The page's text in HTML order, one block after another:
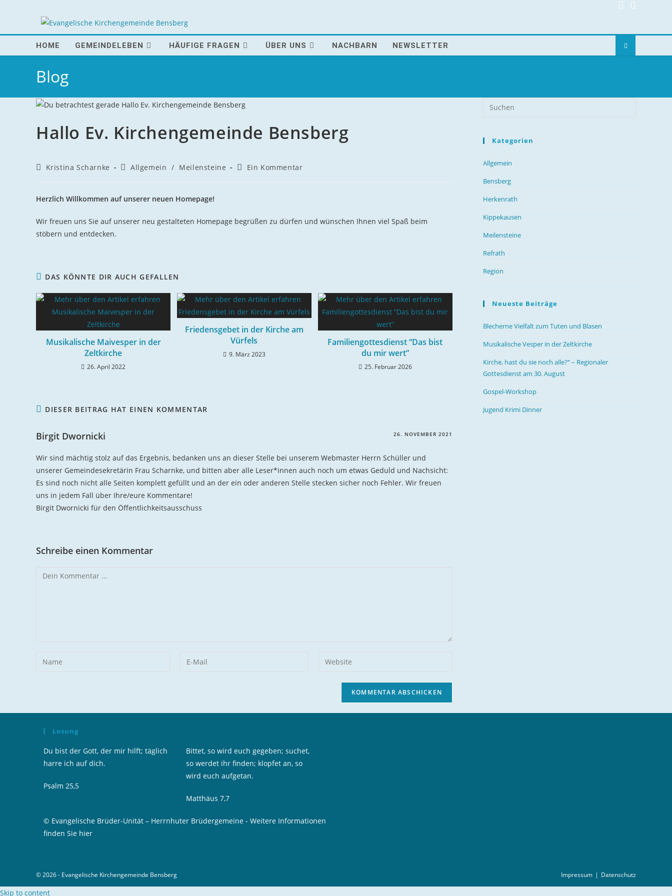
HOME GEMEINDELEBEN HÄUFIGE FRAGEN ÜBER UNS NACHBARN NEWSLETTER
Blog
Hallo Ev. Kirchengemeinde Bensberg
Beitrags-
Kristina Scharnke
Beitrags-
Allgemein / Meilensteine
Beitrags-
Ein Kommentar
Herzlich Willkommen auf unserer neuen Homepage!
Wir freuen uns Sie auf unserer neu gestalteten Homepage begrüßen zu dürfen und wünschen Ihnen viel Spaß beim
stöbern und entdecken.
DAS KÖNNTE DIR AUCH GEFALLEN
Musikalische Maivesper in der
Zeltkirche
26. April 2022
Friedensgebet in der Kirche am
Vürfels
9. März 2023
Familiengottesdienst “Das bist
du mir wert”
25. Februar 2026
DIESER BEITRAG HAT EINEN KOMMENTAR
Birgit Dwornicki 26. NOVEMBER 2021
Wir sind mächtig stolz auf das Ergebnis, bedanken uns an dieser Stelle bei unserem Webmaster Herrn Schüller und
unserer Gemeindesekretärin Frau Scharnke, und bitten aber alle Leser*innen auch noch um etwas Geduld und Nachsicht:
Es sind noch nicht alle Seiten komplett gefüllt und an der ein oder anderen Stelle stecken sicher noch Fehler. Wir freuen
uns in jedem Fall über Ihre/eure Kommentare!
Birgit Dwornicki für den Öffentlichkeitsausschuss
Schreibe einen Kommentar
Kommentieren
Gib
Kommentieren
Gib
Gib
Website-
Kategorien
Allgemein
Bensberg
Herkenrath
Kippekausen
Meilensteine
Refrath
Region
Neueste Beiträge
Blecherne Vielfalt zum Tuten und Blasen
Musikalische Vesper in der Zeltkirche
Kirche, hast du sie noch alle?“ – Regionaler
Gottesdienst am 30. August
Gospel-Workshop
Jugend Krimi Dinner
Losung
Du bist der Gott, der mir hilft; täglich
harre ich auf dich.
Psalm 25,5
Bittet, so wird euch gegeben; suchet,
so werdet ihr finden; klopfet an, so
wird euch aufgetan.
Matthäus 7,7
© Evangelische Brüder-Unität – Herrnhuter Brüdergemeine - Weitere Informationen
finden Sie hier
Impressum Datenschutz
© 2026 - Evangelische Kirchengemeinde Bensberg
Skip to content